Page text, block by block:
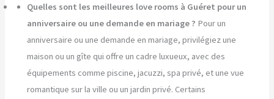
Quelles sont les meilleures love rooms à Guéret pour un
anniversaire ou une demande en mariage ? Pour un
anniversaire ou une demande en mariage, privilégiez une
maison ou un gîte qui offre un cadre luxueux, avec des
équipements comme piscine, jacuzzi, spa privé, et une vue
romantique sur la ville ou un jardin privé. Certains